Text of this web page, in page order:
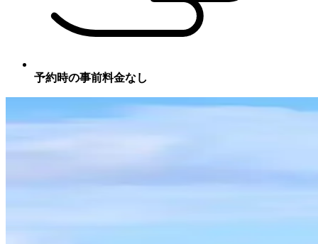
予約時の事前料金なし